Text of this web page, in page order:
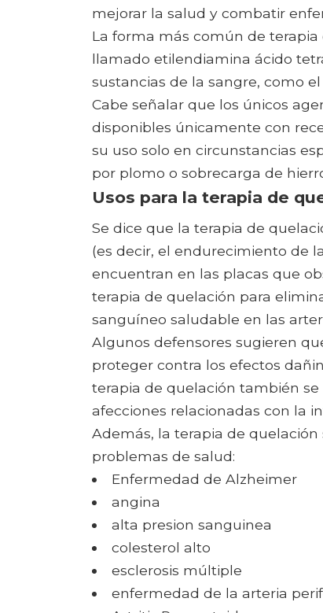
mejorar la salud y combatir
La forma más común de
llamado etilendiamina ácido
sustancias de la sangre, como
Cabe señalar que los únicos
disponibles únicamente con
su uso solo en circunstancias
por plomo o sobrecarga de
Usos para la terapia de
Se dice que la terapia de
(es decir, el endurecimiento de
encuentran en las placas que
terapia de quelación para
sanguíneo saludable en las
Algunos defensores sugieren
proteger contra los efectos
terapia de quelación también
afecciones relacionadas con la
Además, la terapia de
problemas de salud:
Enfermedad de Alzheimer
angina
alta presion sanguinea
colesterol alto
esclerosis múltiple
enfermedad de la arteria